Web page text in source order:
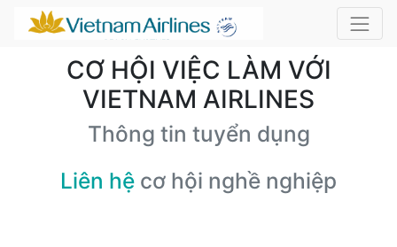
CƠ HỘI VIỆC LÀM VỚI
VIETNAM AIRLINES
Thông tin tuyển dụng
Liên hệ cơ hội nghề nghiệp